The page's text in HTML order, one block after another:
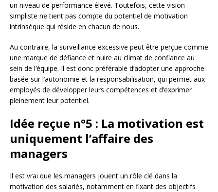
un niveau de performance élevé. Toutefois, cette vision
simpliste ne tient pas compte du potentiel de motivation
intrinsèque qui réside en chacun de nous.
Au contraire, la surveillance excessive peut être perçue comme
une marque de défiance et nuire au climat de confiance au
sein de l’équipe. Il est donc préférable d’adopter une approche
basée sur l’autonomie et la responsabilisation, qui permet aux
employés de développer leurs compétences et d’exprimer
pleinement leur potentiel.
Idée reçue n°5 : La motivation est
uniquement l’affaire des
managers
Il est vrai que les managers jouent un rôle clé dans la
motivation des salariés, notamment en fixant des objectifs